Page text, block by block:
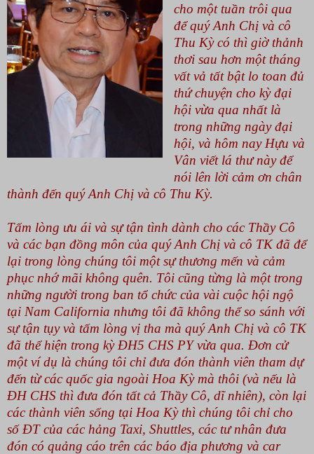
cho một tuần trôi qua
để quý Anh Chị và cô
Thu Kỳ có thì giờ thảnh
thơi sau hơn một tháng
vất vả tất bật lo toan đủ
thứ chuyện cho kỳ đại
hội vừa qua nhất là
trong những ngày đại
hội, và hôm nay Hựu và
Vân viết lá thư này để
nói lên lời cảm ơn chân
thành đến quý Anh Chị và cô Thu Kỳ.
Tấm lòng ưu ái và sự tận tình dành cho các Thầy Cô
và các bạn đồng môn của quý Anh Chị và cô TK đã để
lại trong lòng chúng tôi một sự thương mến và cảm
phục nhớ mãi không quên. Tôi cũng từng là một trong
những người trong ban tổ chức của vài cuộc hội ngộ
tại Nam California nhưng tôi đã không thể so sánh với
sự tận tụy và tấm lòng vị tha mà quý Anh Chị và cô TK
đã thể hiện trong kỳ ĐH5 CHS PY vừa qua. Đơn cử
một ví dụ là chúng tôi chỉ đưa đón thành viên tham dự
đến từ các quốc gia ngoài Hoa Kỳ mà thôi (và nếu là
ĐH CHS thì đưa đón tất cả Thầy Cô, dĩ nhiên), còn lại
các thành viên sống tại Hoa Kỳ thì chúng tôi chỉ cho
số ĐT của các hảng Taxi, Shuttles, các tư nhân đưa
đón có quảng cáo trên các báo địa phương và car